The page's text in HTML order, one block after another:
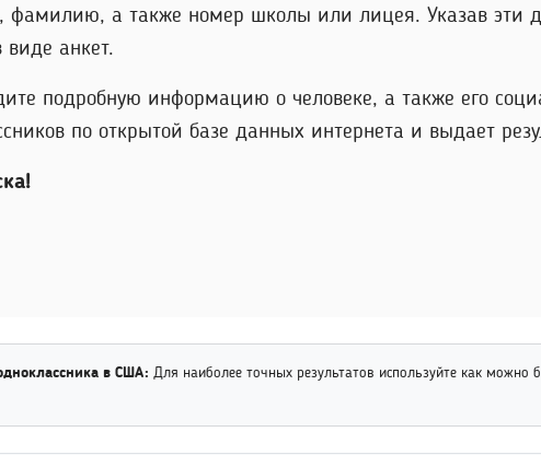
фамилию, а также номер школы или лицея. Указав эти
анкет.
подробную информацию о человеке, а также его
по открытой базе данных интернета и выдает
в США: Для наиболее точных результатов используйте как можно